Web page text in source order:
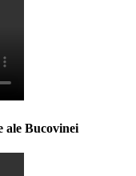
ale Bucovinei